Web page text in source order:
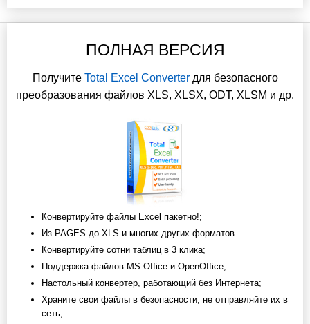
ПОЛНАЯ ВЕРСИЯ
Получите Total Excel Converterдля безопасного
преобразования файлов XLS, XLSX, ODT, XLSM и др.
Конвертируйте файлы Excel пакетно!;
Из PAGES до XLS и многих других форматов.
Конвертируйте сотни таблиц в 3 клика;
Поддержка файлов MS Office и OpenOffice;
Настольный конвертер, работающий без Интернета;
Храните свои файлы в безопасности, не отправляйте их в
сеть;